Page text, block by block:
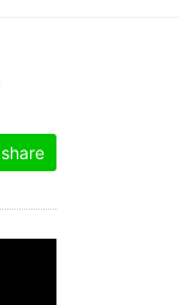
share